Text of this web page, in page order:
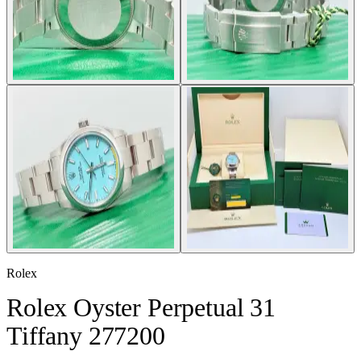
Rolex
Rolex Oyster Perpetual 31
Tiffany 277200